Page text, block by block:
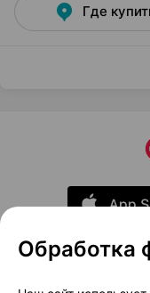
Где
Обработка